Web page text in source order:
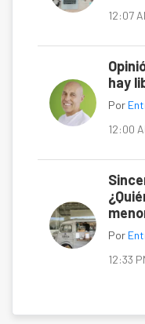
12:07
hay
Por
12:00
Por
12:33